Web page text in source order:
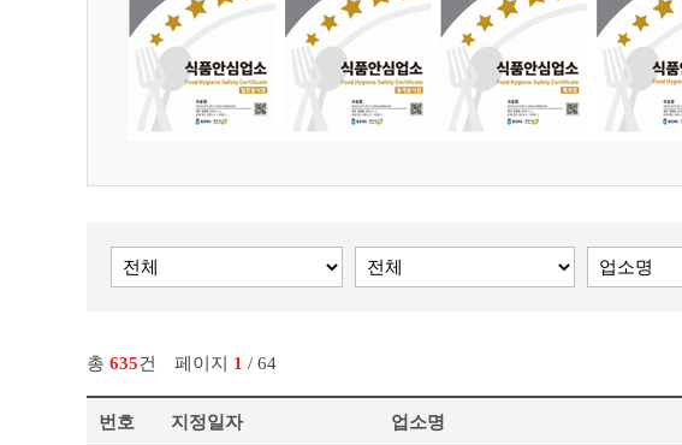
총 635건 페이지 1 / 64
번호 지정일자 업소명